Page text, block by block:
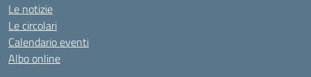
Le notizie
Le circolari
Calendario eventi
Albo online